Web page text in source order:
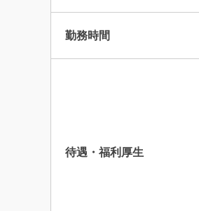
勤務時間
待遇・福利厚生